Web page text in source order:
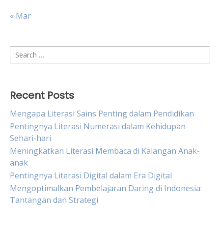
« Mar
Search
for:
Recent Posts
Mengapa Literasi Sains Penting dalam Pendidikan
Pentingnya Literasi Numerasi dalam Kehidupan
Sehari-hari
Meningkatkan Literasi Membaca di Kalangan Anak-
anak
Pentingnya Literasi Digital dalam Era Digital
Mengoptimalkan Pembelajaran Daring di Indonesia:
Tantangan dan Strategi